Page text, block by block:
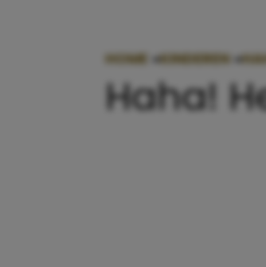
HOME »KINDEREN »
Haha!